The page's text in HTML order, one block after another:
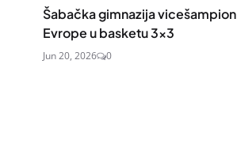
Šabačka gimnazija vicešampion
Evrope u basketu 3×3
Jun 20, 2026 0